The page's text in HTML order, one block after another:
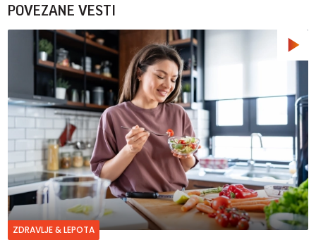
POVEZANE VESTI
ZDRAVLJE & LEPOTA